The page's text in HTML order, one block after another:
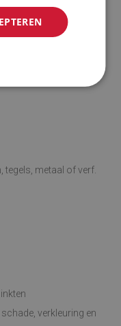
tegels, metaal of verf.
verkleuring en